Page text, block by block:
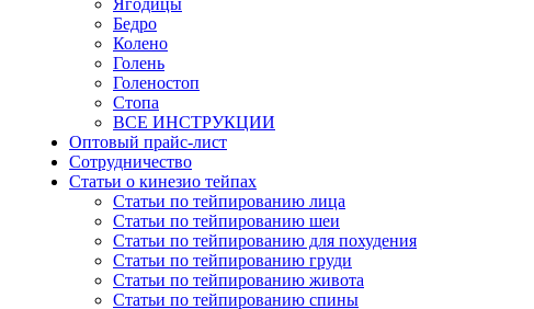
Ягодицы
Бедро
Колено
Голень
Голеностоп
Стопа
ВСЕ ИНСТРУКЦИИ
Оптовый прайс-лист
Сотрудничество
Статьи о кинезио тейпах
Статьи по тейпированию лица
Статьи по тейпированию шеи
Статьи по тейпированию для похудения
Статьи по тейпированию груди
Статьи по тейпированию живота
Статьи по тейпированию спины